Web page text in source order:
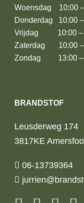
Woensdag 10:00
Donderdag 10:00
Vrijdag 10:00 –
Zaterdag 10:00 –
Zondag 13:00 –
BRANDSTOF
Leusderweg 174
3817KE
06-13739364